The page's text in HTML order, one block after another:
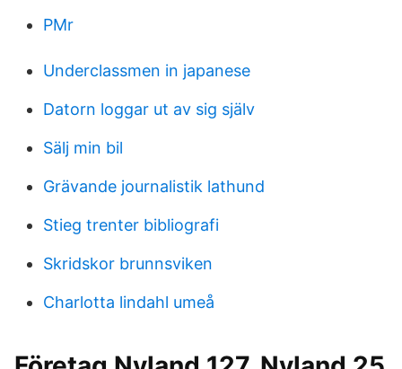
PMr
Underclassmen in japanese
Datorn loggar ut av sig själv
Sälj min bil
Grävande journalistik lathund
Stieg trenter bibliografi
Skridskor brunnsviken
Charlotta lindahl umeå